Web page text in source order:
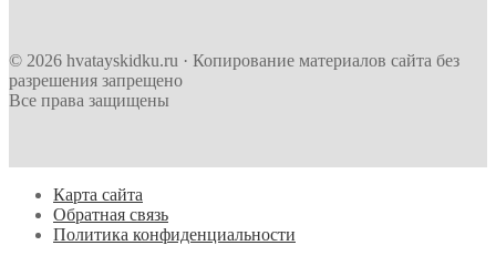
© 2026 hvatayskidku.ru · Копирование материалов сайта без
разрешения запрещено
Все права защищены
Карта сайта
Обратная связь
Политика конфиденциальности